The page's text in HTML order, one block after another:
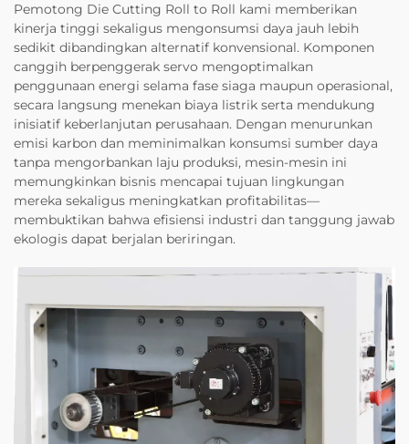
Pemotong Die Cutting Roll to Roll kami memberikan
kinerja tinggi sekaligus mengonsumsi daya jauh lebih
sedikit dibandingkan alternatif konvensional. Komponen
canggih berpenggerak servo mengoptimalkan
penggunaan energi selama fase siaga maupun operasional,
secara langsung menekan biaya listrik serta mendukung
inisiatif keberlanjutan perusahaan. Dengan menurunkan
emisi karbon dan meminimalkan konsumsi sumber daya
tanpa mengorbankan laju produksi, mesin-mesin ini
memungkinkan bisnis mencapai tujuan lingkungan
mereka sekaligus meningkatkan profitabilitas—
membuktikan bahwa efisiensi industri dan tanggung jawab
ekologis dapat berjalan beriringan.